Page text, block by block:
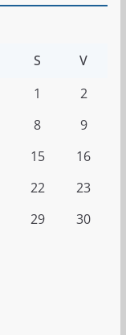
S V
1
2
8
9
15
16
22
23
29
30